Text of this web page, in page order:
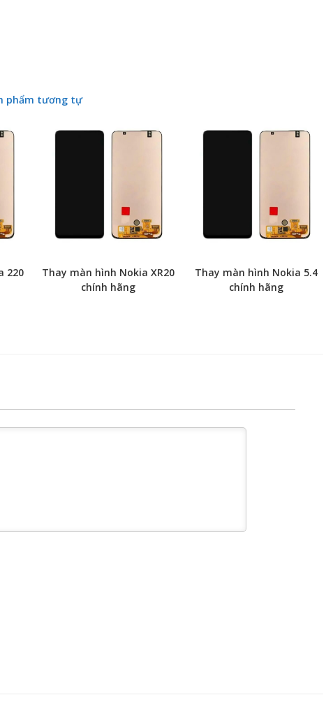
phẩm tương tự
220
Thay màn hình Nokia XR20
chính hãng
Thay màn hình Nokia 5.4
chính hãng